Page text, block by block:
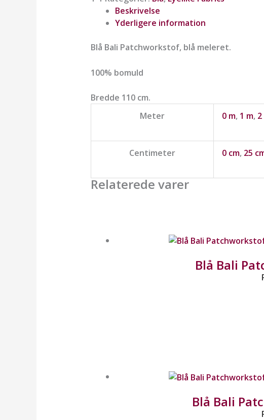
Beskrivelse
Yderligere information
Blå Bali Patchworkstof, blå meleret.
100% bomuld
Bredde 110 cm.
Meter
0 m, 1 m,
Centimeter 0 cm, 25
Relaterede varer
Blå Bali
Blå Bali